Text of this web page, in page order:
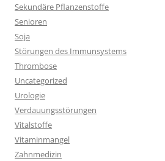
Sekundäre Pflanzenstoffe
Senioren
Soja
Störungen des Immunsystems
Thrombose
Uncategorized
Urologie
Verdauungsstörungen
Vitalstoffe
Vitaminmangel
Zahnmedizin